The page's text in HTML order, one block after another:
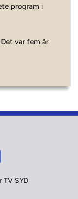
program i
Det var fem år
SYD